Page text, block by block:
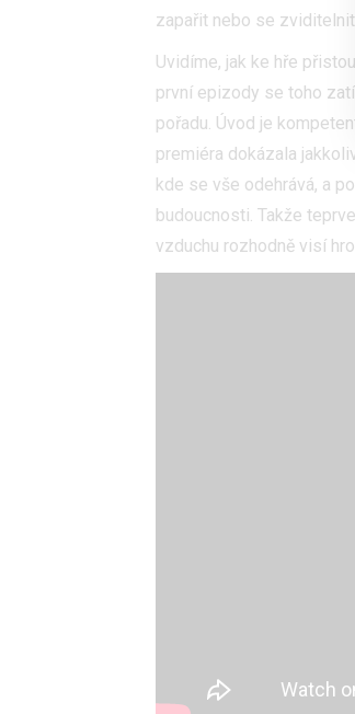
zapařit nebo se
Uvidíme, jak ke hře
první epizody se toho
pořadu. Úvod je
premiéra dokázala
kde se vše odehrává, a
budoucnosti. Takže
vzduchu rozhodně visí